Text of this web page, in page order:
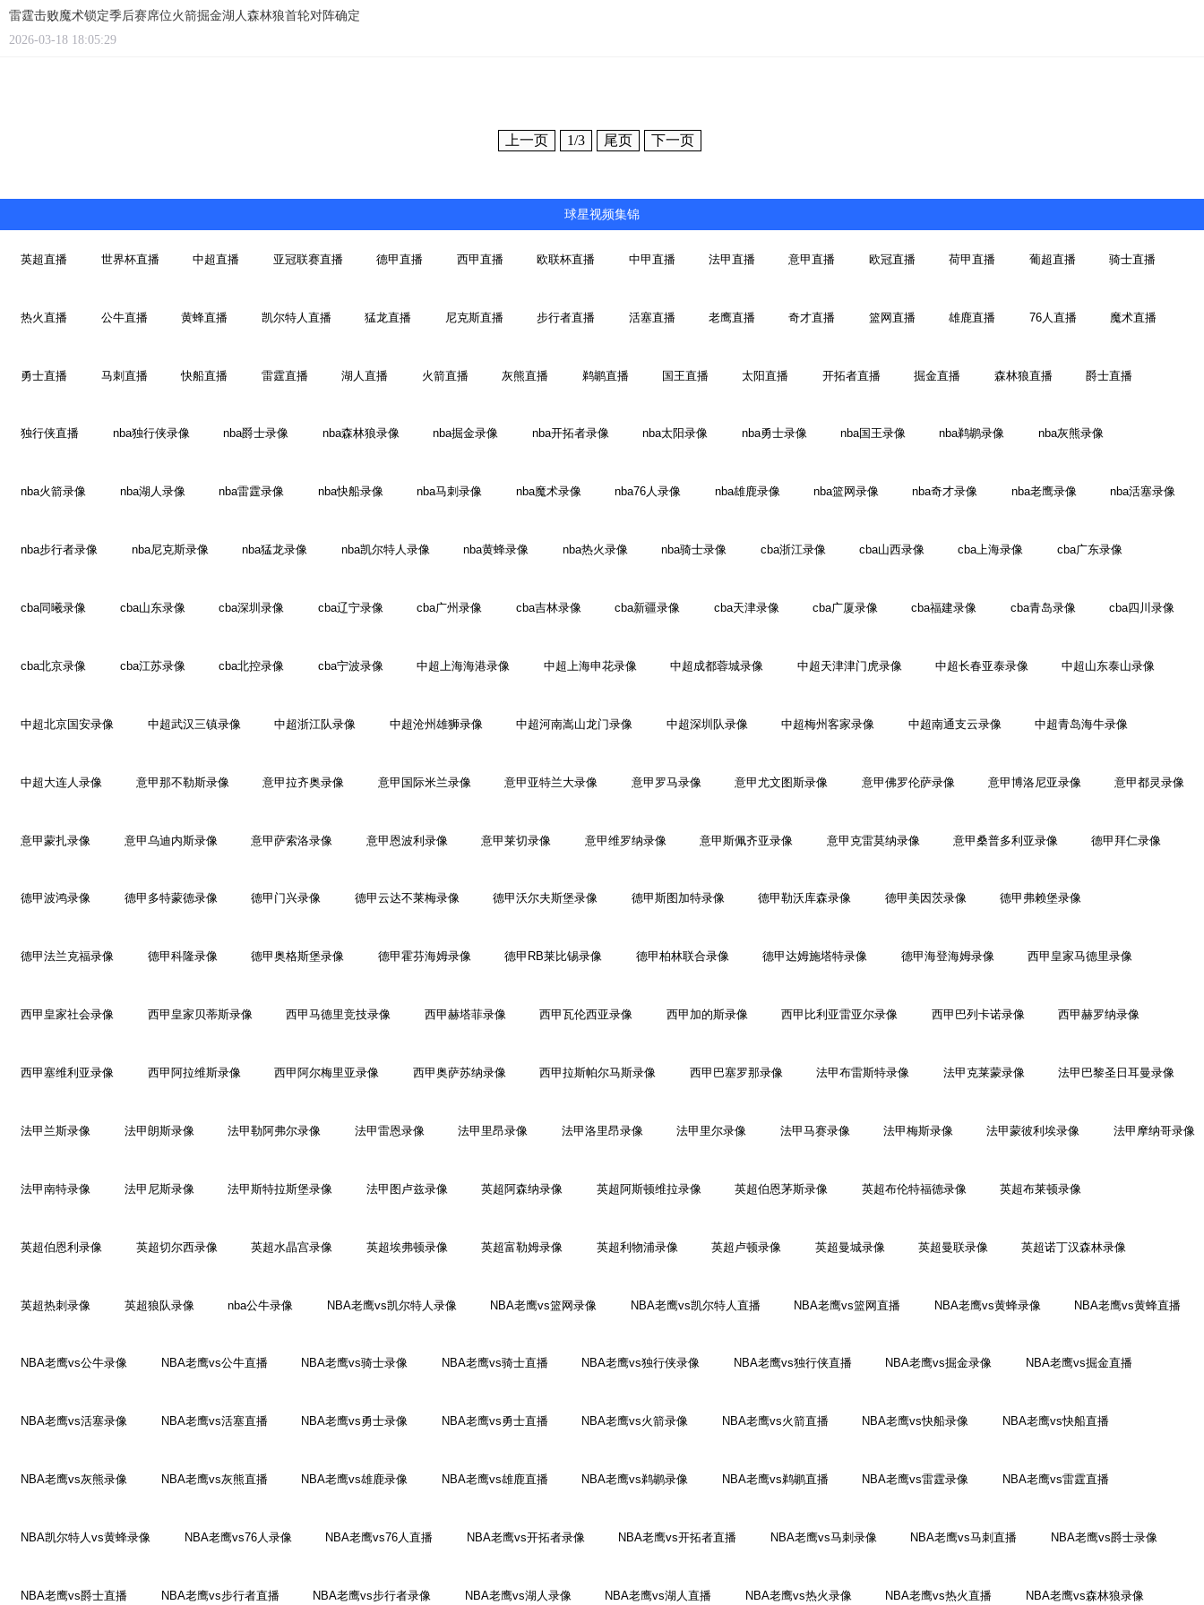
雷霆击败魔术锁定季后赛席位火箭掘金湖人森林狼首轮对阵确定
2026-03-18 18:05:29
上一页 1/3 尾页 下一页
球星视频集锦
英超直播 世界杯直播 中超直播 亚冠联赛直播 德甲直播 西甲直播 欧联杯直播 中甲直播 法甲直播 意甲直播 欧冠直播 荷甲直播 葡超直播 骑士直播
热火直播 公牛直播 黄蜂直播 凯尔特人直播 猛龙直播 尼克斯直播 步行者直播 活塞直播 老鹰直播 奇才直播 篮网直播 雄鹿直播 76人直播 魔术直播
勇士直播 马刺直播 快船直播 雷霆直播 湖人直播 火箭直播 灰熊直播 鹈鹕直播 国王直播 太阳直播 开拓者直播 掘金直播 森林狼直播 爵士直播
独行侠直播 nba独行侠录像 nba爵士录像 nba森林狼录像 nba掘金录像 nba开拓者录像 nba太阳录像 nba勇士录像 nba国王录像 nba鹈鹕录像 nba灰熊录像
nba火箭录像 nba湖人录像 nba雷霆录像 nba快船录像 nba马刺录像 nba魔术录像 nba76人录像 nba雄鹿录像 nba篮网录像 nba奇才录像 nba老鹰录像 nba活塞录像
nba步行者录像 nba尼克斯录像 nba猛龙录像 nba凯尔特人录像 nba黄蜂录像 nba热火录像 nba骑士录像 cba浙江录像 cba山西录像 cba上海录像 cba广东录像
cba同曦录像 cba山东录像 cba深圳录像 cba辽宁录像 cba广州录像 cba吉林录像 cba新疆录像 cba天津录像 cba广厦录像 cba福建录像 cba青岛录像 cba四川录像
cba北京录像 cba江苏录像 cba北控录像 cba宁波录像 中超上海海港录像 中超上海申花录像 中超成都蓉城录像 中超天津津门虎录像 中超长春亚泰录像 中超山东泰山录像
中超北京国安录像 中超武汉三镇录像 中超浙江队录像 中超沧州雄狮录像 中超河南嵩山龙门录像 中超深圳队录像 中超梅州客家录像 中超南通支云录像 中超青岛海牛录像
中超大连人录像 意甲那不勒斯录像 意甲拉齐奥录像 意甲国际米兰录像 意甲亚特兰大录像 意甲罗马录像 意甲尤文图斯录像 意甲佛罗伦萨录像 意甲博洛尼亚录像 意甲都灵录像
意甲蒙扎录像 意甲乌迪内斯录像 意甲萨索洛录像 意甲恩波利录像 意甲莱切录像 意甲维罗纳录像 意甲斯佩齐亚录像 意甲克雷莫纳录像 意甲桑普多利亚录像 德甲拜仁录像
德甲波鸿录像 德甲多特蒙德录像 德甲门兴录像 德甲云达不莱梅录像 德甲沃尔夫斯堡录像 德甲斯图加特录像 德甲勒沃库森录像 德甲美因茨录像 德甲弗赖堡录像
德甲法兰克福录像 德甲科隆录像 德甲奥格斯堡录像 德甲霍芬海姆录像 德甲RB莱比锡录像 德甲柏林联合录像 德甲达姆施塔特录像 德甲海登海姆录像 西甲皇家马德里录像
西甲皇家社会录像 西甲皇家贝蒂斯录像 西甲马德里竞技录像 西甲赫塔菲录像 西甲瓦伦西亚录像 西甲加的斯录像 西甲比利亚雷亚尔录像 西甲巴列卡诺录像 西甲赫罗纳录像
西甲塞维利亚录像 西甲阿拉维斯录像 西甲阿尔梅里亚录像 西甲奥萨苏纳录像 西甲拉斯帕尔马斯录像 西甲巴塞罗那录像 法甲布雷斯特录像 法甲克莱蒙录像 法甲巴黎圣日耳曼录像
法甲兰斯录像 法甲朗斯录像 法甲勒阿弗尔录像 法甲雷恩录像 法甲里昂录像 法甲洛里昂录像 法甲里尔录像 法甲马赛录像 法甲梅斯录像 法甲蒙彼利埃录像 法甲摩纳哥录像
法甲南特录像 法甲尼斯录像 法甲斯特拉斯堡录像 法甲图卢兹录像 英超阿森纳录像 英超阿斯顿维拉录像 英超伯恩茅斯录像 英超布伦特福德录像 英超布莱顿录像
英超伯恩利录像 英超切尔西录像 英超水晶宫录像 英超埃弗顿录像 英超富勒姆录像 英超利物浦录像 英超卢顿录像 英超曼城录像 英超曼联录像 英超诺丁汉森林录像
英超热刺录像 英超狼队录像 nba公牛录像 NBA老鹰vs凯尔特人录像 NBA老鹰vs篮网录像 NBA老鹰vs凯尔特人直播 NBA老鹰vs篮网直播 NBA老鹰vs黄蜂录像 NBA老鹰vs黄蜂直播
NBA老鹰vs公牛录像 NBA老鹰vs公牛直播 NBA老鹰vs骑士录像 NBA老鹰vs骑士直播 NBA老鹰vs独行侠录像 NBA老鹰vs独行侠直播 NBA老鹰vs掘金录像 NBA老鹰vs掘金直播
NBA老鹰vs活塞录像 NBA老鹰vs活塞直播 NBA老鹰vs勇士录像 NBA老鹰vs勇士直播 NBA老鹰vs火箭录像 NBA老鹰vs火箭直播 NBA老鹰vs快船录像 NBA老鹰vs快船直播
NBA老鹰vs灰熊录像 NBA老鹰vs灰熊直播 NBA老鹰vs雄鹿录像 NBA老鹰vs雄鹿直播 NBA老鹰vs鹈鹕录像 NBA老鹰vs鹈鹕直播 NBA老鹰vs雷霆录像 NBA老鹰vs雷霆直播
NBA凯尔特人vs黄蜂录像 NBA老鹰vs76人录像 NBA老鹰vs76人直播 NBA老鹰vs开拓者录像 NBA老鹰vs开拓者直播 NBA老鹰vs马刺录像 NBA老鹰vs马刺直播 NBA老鹰vs爵士录像
NBA老鹰vs爵士直播 NBA老鹰vs步行者直播 NBA老鹰vs步行者录像 NBA老鹰vs湖人录像 NBA老鹰vs湖人直播 NBA老鹰vs热火录像 NBA老鹰vs热火直播 NBA老鹰vs森林狼录像